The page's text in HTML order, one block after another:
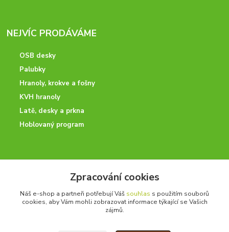
NEJVÍC PRODÁVÁME
OSB desky
Palubky
Hranoly, krokve a fošny
KVH hranoly
Latě, desky a prkna
Hoblovaný program
Potřebujete poradit? Neváhejte nás kontaktovat.
+420 728 600 625
po - pá 7:00 - 15:00
Zpracování cookies
Náš e-shop a partneři potřebují Váš souhlas s použitím souborů
cookies, aby Vám mohli zobrazovat informace týkající se Vašich
zájmů.